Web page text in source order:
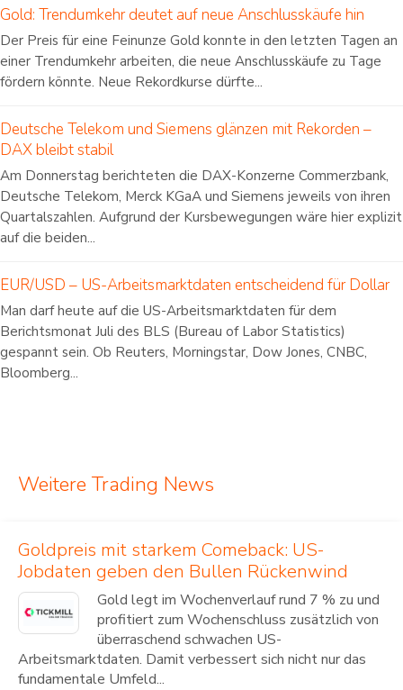
Gold: Trendumkehr deutet auf neue Anschlusskäufe hin
Der Preis für eine Feinunze Gold konnte in den letzten Tagen an
einer Trendumkehr arbeiten, die neue Anschlusskäufe zu Tage
fördern könnte. Neue Rekordkurse dürfte...
Deutsche Telekom und Siemens glänzen mit Rekorden –
DAX bleibt stabil
Am Donnerstag berichteten die DAX-Konzerne Commerzbank,
Deutsche Telekom, Merck KGaA und Siemens jeweils von ihren
Quartalszahlen. Aufgrund der Kursbewegungen wäre hier explizit
auf die beiden...
EUR/USD – US-Arbeitsmarktdaten entscheidend für Dollar
Man darf heute auf die US-Arbeitsmarktdaten für dem
Berichtsmonat Juli des BLS (Bureau of Labor Statistics)
gespannt sein. Ob Reuters, Morningstar, Dow Jones, CNBC,
Bloomberg...
Weitere Trading News
Goldpreis mit starkem Comeback: US-
Jobdaten geben den Bullen Rückenwind
Gold legt im Wochenverlauf rund 7 % zu und
profitiert zum Wochenschluss zusätzlich von
überraschend schwachen US-
Arbeitsmarktdaten. Damit verbessert sich nicht nur das
fundamentale Umfeld...